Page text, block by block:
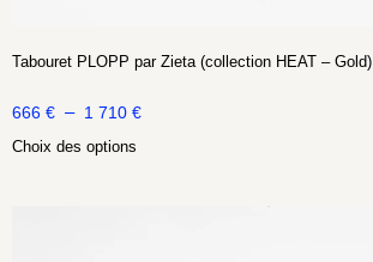
Tabouret PLOPP par Zieta (collection HEAT – Gold)
666 € – 1 710 €
Choix des options